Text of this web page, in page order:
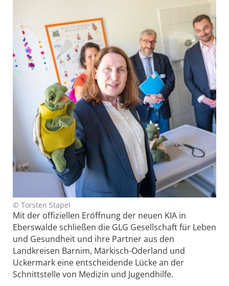
© Torsten Stapel
Mit der offiziellen Eröffnung der neuen KIA in
Eberswalde schließen die GLG Gesellschaft für Leben
und Gesundheit und ihre Partner aus den
Landkreisen Barnim, Märkisch-Oderland und
Uckermark eine entscheidende Lücke an der
Schnittstelle von Medizin und Jugendhilfe.